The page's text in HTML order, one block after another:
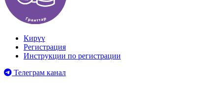
Кирүү
Регистрация
Инструкции по регистрации
Телеграм канал